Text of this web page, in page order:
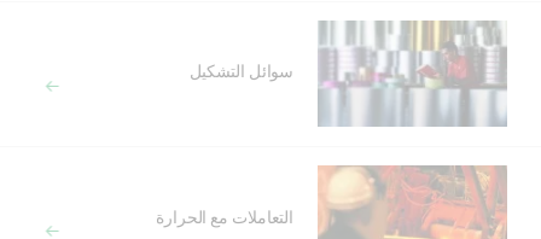
سوائل التشكيل
التعاملات مع الحرارة